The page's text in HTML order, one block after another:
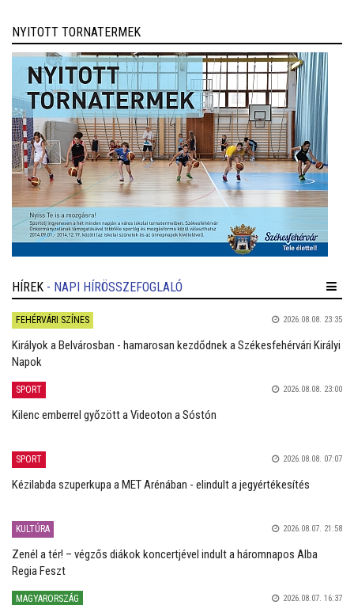
NYITOTT TORNATERMEK
HÍREK - NAPI HÍRÖSSZEFOGLALÓ
FEHÉRVÁRI SZÍNES 2026.08.08. 23:35
Királyok a Belvárosban - hamarosan kezdődnek a Székesfehérvári Királyi
Napok
SPORT 2026.08.08. 23:00
Kilenc emberrel győzött a Videoton a Sóstón
SPORT 2026.08.08. 07:07
Kézilabda szuperkupa a MET Arénában - elindult a jegyértékesítés
KULTÚRA 2026.08.07. 21:58
Zenél a tér! – végzős diákok koncertjével indult a háromnapos Alba
Regia Feszt
MAGYARORSZÁG 2026.08.07. 16:37